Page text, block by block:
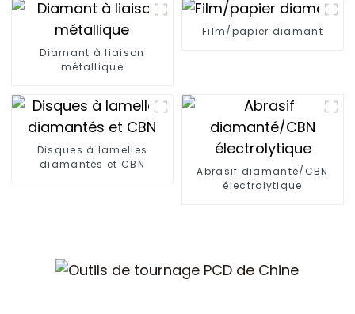
Diamant à liaison
métallique
Film/papier diamant
Disques à lamelles
diamantés et CBN
Abrasif diamanté/CBN
électrolytique